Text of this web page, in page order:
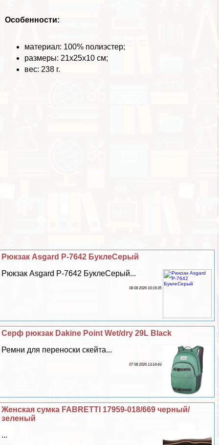
Особенности:
материал: 100% полиэстер;
размеры: 21х25х10 см;
вес: 238 г.
Рюкзак Asgard Р-7642 БуклеСерый
Рюкзак Asgard Р-7642 БуклеСерый...
08 08 2026 10:19:35
Серф рюкзак Dakine Point Wet/dry 29L Black
Ремни для переноски скейта...
07 08 2026 13:14:43
Женская сумка FABRETTI 17959-018/669 черный/
зеленый
...